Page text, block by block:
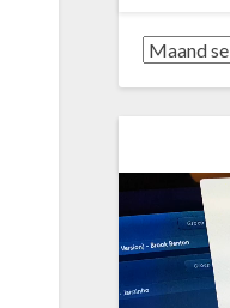
Videospeler